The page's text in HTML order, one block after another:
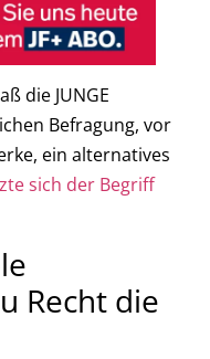
die JUNGE
Befragung, vor
ein alternatives
sich der Begriff
Recht die